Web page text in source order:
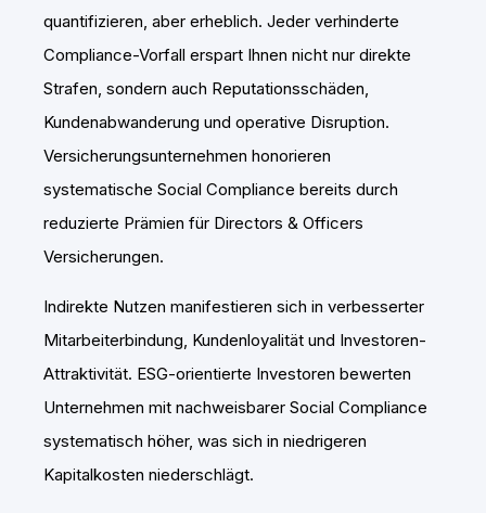
quantifizieren, aber erheblich. Jeder verhinderte
Compliance-Vorfall erspart Ihnen nicht nur direkte
Strafen, sondern auch Reputationsschäden,
Kundenabwanderung und operative Disruption.
Versicherungsunternehmen honorieren
systematische Social Compliance bereits durch
reduzierte Prämien für Directors & Officers
Versicherungen.
Indirekte Nutzen manifestieren sich in verbesserter
Mitarbeiterbindung, Kundenloyalität und Investoren-
Attraktivität. ESG-orientierte Investoren bewerten
Unternehmen mit nachweisbarer Social Compliance
systematisch höher, was sich in niedrigeren
Kapitalkosten niederschlägt.